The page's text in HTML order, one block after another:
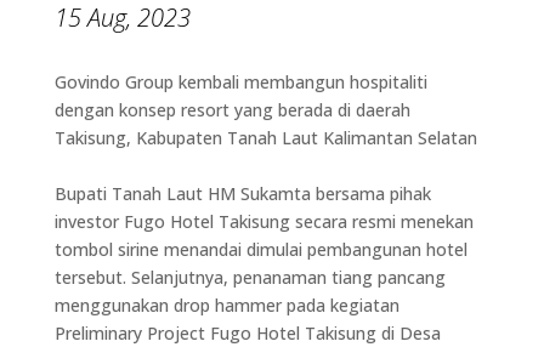
15 Aug, 2023
Govindo Group kembali membangun hospitaliti
dengan konsep resort yang berada di daerah
Takisung, Kabupaten Tanah Laut Kalimantan Selatan
Bupati Tanah Laut HM Sukamta bersama pihak
investor Fugo Hotel Takisung secara resmi menekan
tombol sirine menandai dimulai pembangunan hotel
tersebut. Selanjutnya, penanaman tiang pancang
menggunakan drop hammer pada kegiatan
Preliminary Project Fugo Hotel Takisung di Desa